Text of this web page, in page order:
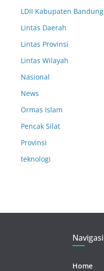
LDII Kabupaten Bandung
Lintas Daerah
Lintas Provinsi
Lintas Wilayah
Nasional
News
Ormas Islam
Pencak Silat
Provinsi
teknologi
Navigasi
Home